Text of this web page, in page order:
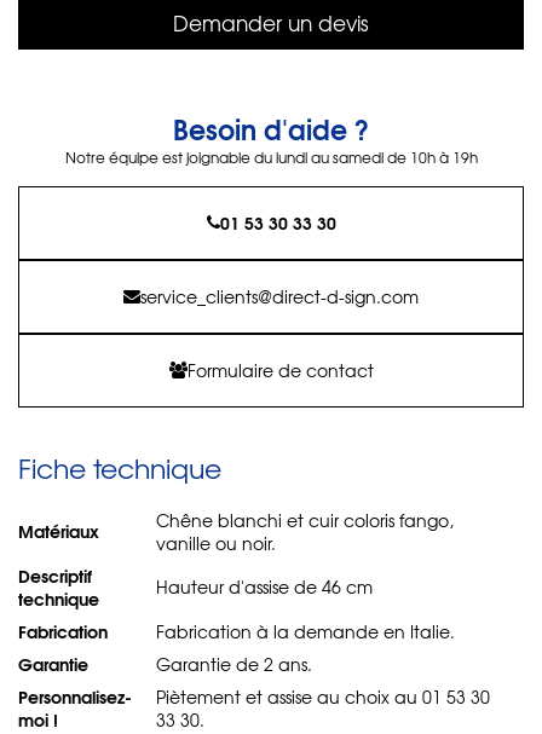
Demander un devis
Besoin d'aide ?
Notre équipe est joignable du lundi au samedi de 10h à 19h
01 53 30 33 30
service_clients@direct-d-sign.com
Formulaire de contact
Fiche technique
Matériaux
Chêne blanchi et cuir coloris fango,
vanille ou noir.
Descriptif
technique
Hauteur d'assise de 46 cm
Fabrication Fabrication à la demande en Italie.
Garantie Garantie de 2 ans.
Personnalisez-
moi !
Piètement et assise au choix au 01 53 30
33 30.